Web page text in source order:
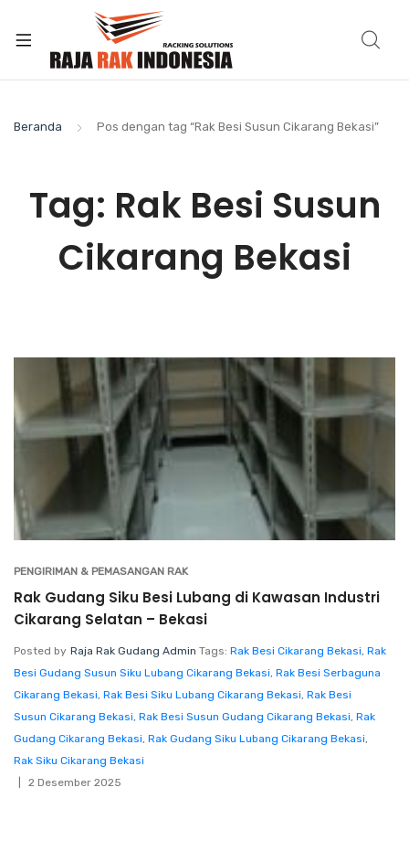
Beranda Pos dengan tag “Rak Besi Susun Cikarang Bekasi”
Tag: Rak Besi Susun
Cikarang Bekasi
PENGIRIMAN & PEMASANGAN RAK
Rak Gudang Siku Besi Lubang di Kawasan Industri
Cikarang Selatan – Bekasi
Posted by Raja Rak Gudang Admin Tags: Rak Besi Cikarang Bekasi, Rak
Besi Gudang Susun Siku Lubang Cikarang Bekasi, Rak Besi Serbaguna
Cikarang Bekasi, Rak Besi Siku Lubang Cikarang Bekasi, Rak Besi
Susun Cikarang Bekasi, Rak Besi Susun Gudang Cikarang Bekasi, Rak
Gudang Cikarang Bekasi, Rak Gudang Siku Lubang Cikarang Bekasi,
Rak Siku Cikarang Bekasi
2 Desember 2025